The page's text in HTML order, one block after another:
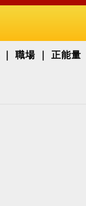
職場 正能量